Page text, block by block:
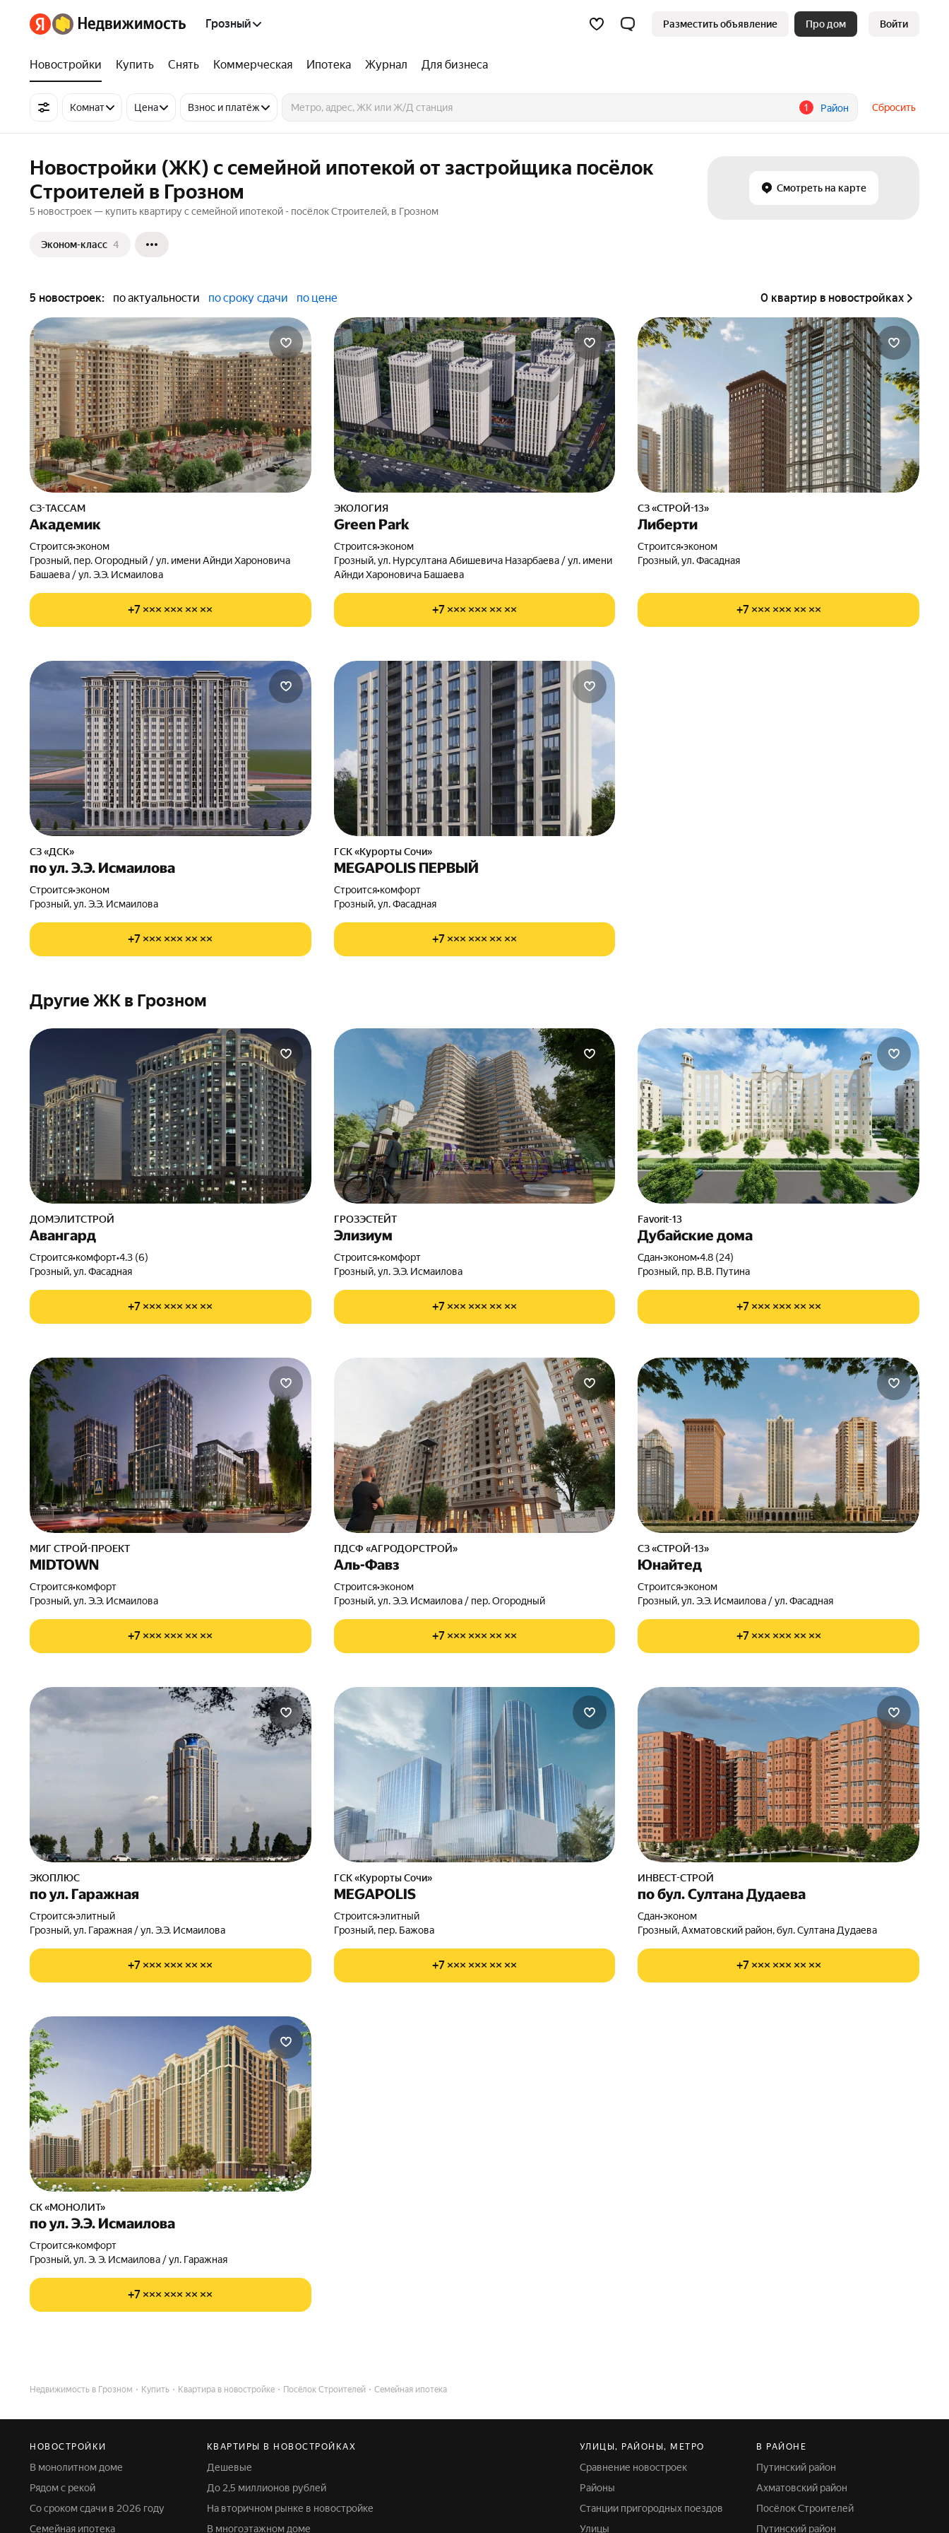
Грозный Разместить объявление Про дом Войти
Новостройки Купить Снять Коммерческая Ипотека Журнал Для бизнеса
Комнат Цена Взнос и платёж 1 Район Сбросить
Новостройки (ЖК) с семейной ипотекой от застройщика посёлок
Строителей в Грозном
5 новостроек — купить квартиру с семейной ипотекой - посёлок Строителей, в Грозном
Эконом-класс 4
Смотреть на карте
5 новостроек: по актуальности по сроку сдачи по цене 0 квартир в новостройках
СЗ-ТАССАМ
Академик
Строится•эконом
Грозный, пер. Огородный / ул. имени Айнди Хароновича
Башаева / ул. Э.Э. Исмаилова
+7 ××× ××× ×× ××
ЭКОЛОГИЯ
Green Park
Строится•эконом
Грозный, ул. Нурсултана Абишевича Назарбаева / ул. имени
Айнди Хароновича Башаева
+7 ××× ××× ×× ××
СЗ «СТРОЙ-13»
Либерти
Строится•эконом
Грозный, ул. Фасадная
+7 ××× ××× ×× ××
СЗ «ДСК»
по ул. Э.Э. Исмаилова
Строится•эконом
Грозный, ул. Э.Э. Исмаилова
+7 ××× ××× ×× ××
ГСК «Курорты Сочи»
MEGAPOLIS ПЕРВЫЙ
Строится•комфорт
Грозный, ул. Фасадная
+7 ××× ××× ×× ××
Другие ЖК в Грозном
ДОМЭЛИТСТРОЙ
Авангард
Строится•комфорт•4.3 (6)
Грозный, ул. Фасадная
+7 ××× ××× ×× ××
ГРОЗЭСТЕЙТ
Элизиум
Строится•комфорт
Грозный, ул. Э.Э. Исмаилова
+7 ××× ××× ×× ××
Favorit-13
Дубайские дома
Сдан•эконом•4.8 (24)
Грозный, пр. В.В. Путина
+7 ××× ××× ×× ××
МИГ СТРОЙ-ПРОЕКТ
MIDTOWN
Строится•комфорт
Грозный, ул. Э.Э. Исмаилова
+7 ××× ××× ×× ××
ПДСФ «АГРОДОРСТРОЙ»
Аль-Фавз
Строится•эконом
Грозный, ул. Э.Э. Исмаилова / пер. Огородный
+7 ××× ××× ×× ××
СЗ «СТРОЙ-13»
Юнайтед
Строится•эконом
Грозный, ул. Э.Э. Исмаилова / ул. Фасадная
+7 ××× ××× ×× ××
ЭКОПЛЮС
по ул. Гаражная
Строится•элитный
Грозный, ул. Гаражная / ул. Э.Э. Исмаилова
+7 ××× ××× ×× ××
ГСК «Курорты Сочи»
MEGAPOLIS
Строится•элитный
Грозный, пер. Бажова
+7 ××× ××× ×× ××
ИНВЕСТ-СТРОЙ
по бул. Султана Дудаева
Сдан•эконом
Грозный, Ахматовский район, бул. Султана Дудаева
+7 ××× ××× ×× ××
СК «МОНОЛИТ»
по ул. Э.Э. Исмаилова
Строится•комфорт
Грозный, ул. Э. Э. Исмаилова / ул. Гаражная
+7 ××× ××× ×× ××
Недвижимость в Грозном Купить Квартира в новостройке Посёлок Строителей Семейная ипотека
НОВОСТРОЙКИ
В монолитном доме
Рядом с рекой
Со сроком сдачи в 2026 году
Семейная ипотека
КВАРТИРЫ В НОВОСТРОЙКАХ
Дешевые
До 2,5 миллионов рублей
На вторичном рынке в новостройке
В многоэтажном доме
УЛИЦЫ, РАЙОНЫ, МЕТРО
Сравнение новостроек
Районы
Станции пригородных поездов
Улицы
В РАЙОНЕ
Путинский район
Ахматовский район
Посёлок Строителей
Путинский район